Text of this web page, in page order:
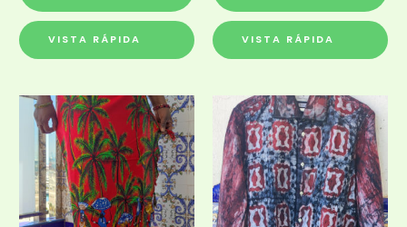
VISTA RÁPIDA VISTA RÁPIDA
Las